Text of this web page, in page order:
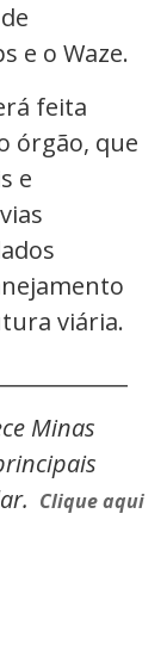
e o Waze.
feita
órgão, que
e
viária.
Minas
Clique aqui